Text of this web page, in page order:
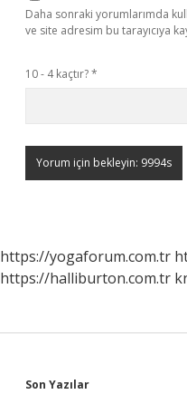
Daha sonraki yorumlarımda
ve site adresim bu tarayıcıya
10 - 4 kaçtır?*
https://yogaforum.com.tr
https://halliburton.com.tr
Son Yazılar